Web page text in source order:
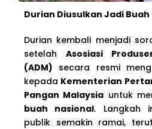
Durian Diusulkan Jadi
Durian kembali menjadi
setelah Asosiasi
(ADM) secara resmi
kepada Kementerian
Pangan Malaysia untuk
buah nasional. Langkah
publik semakin ramai,